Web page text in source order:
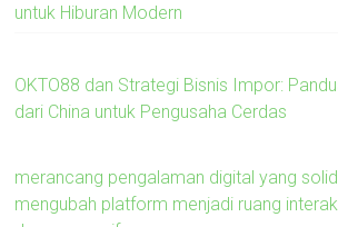
untuk Hiburan Modern
OKTO88 dan Strategi Bisnis Impor:
dari China untuk Pengusaha Cerdas
merancang pengalaman digital yang
mengubah platform menjadi ruang